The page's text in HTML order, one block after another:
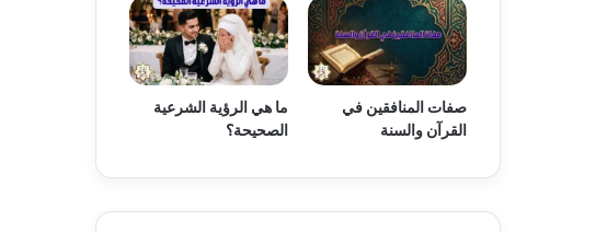
صفات المنافقين في
القرآن والسنة
ما هي الرؤية الشرعية
الصحيحة؟